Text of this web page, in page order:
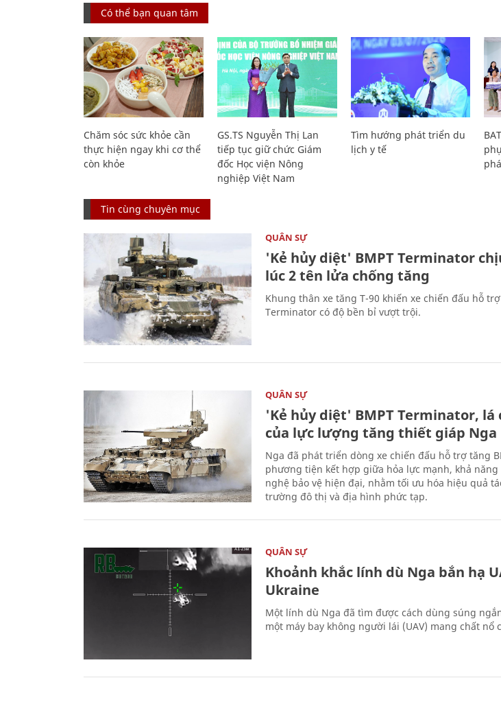
Có thể bạn quan tâm
Chăm sóc sức khỏe cần
thực hiện ngay khi cơ thể
còn khỏe
GS.TS Nguyễn Thị Lan
tiếp tục giữ chức Giám
đốc Học viện Nông
nghiệp Việt Nam
Tìm hướng phát triển du
lịch y tế
Tin cùng chuyên mục
QUÂN SỰ
'Kẻ hủy diệt' BMPT Terminator
lúc 2 tên lửa chống tăng
Khung thân xe tăng T-90 khiến xe chiến đấu hỗ
Terminator có độ bền bỉ vượt trội.
QUÂN SỰ
'Kẻ hủy diệt' BMPT Terminator,
của lực lượng tăng thiết giáp Nga
Nga đã phát triển dòng xe chiến đấu hỗ trợ tăng
phương tiện kết hợp giữa hỏa lực mạnh, khả năng
nghệ bảo vệ hiện đại, nhằm tối ưu hóa hiệu quả
trường đô thị và địa hình phức tạp.
QUÂN SỰ
Khoảnh khắc lính dù Nga bắn hạ
Ukraine
Một lính dù Nga đã tìm được cách dùng súng
một máy bay không người lái (UAV) mang chất nổ